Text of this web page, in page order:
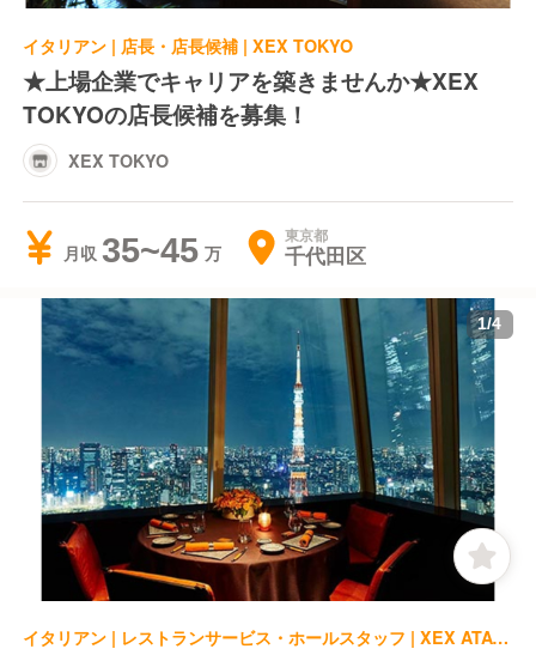
イタリアン | 店長・店長候補 | XEX TOKYO
★上場企業でキャリアを築きませんか★XEX
TOKYOの店長候補を募集！
XEX TOKYO
月収 35~45 東京都
千代田区
1/4
イタリアン | レストランサービス・ホールスタッフ | XEX ATAGO GREEN HILLS